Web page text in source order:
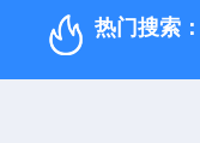
热门搜索：